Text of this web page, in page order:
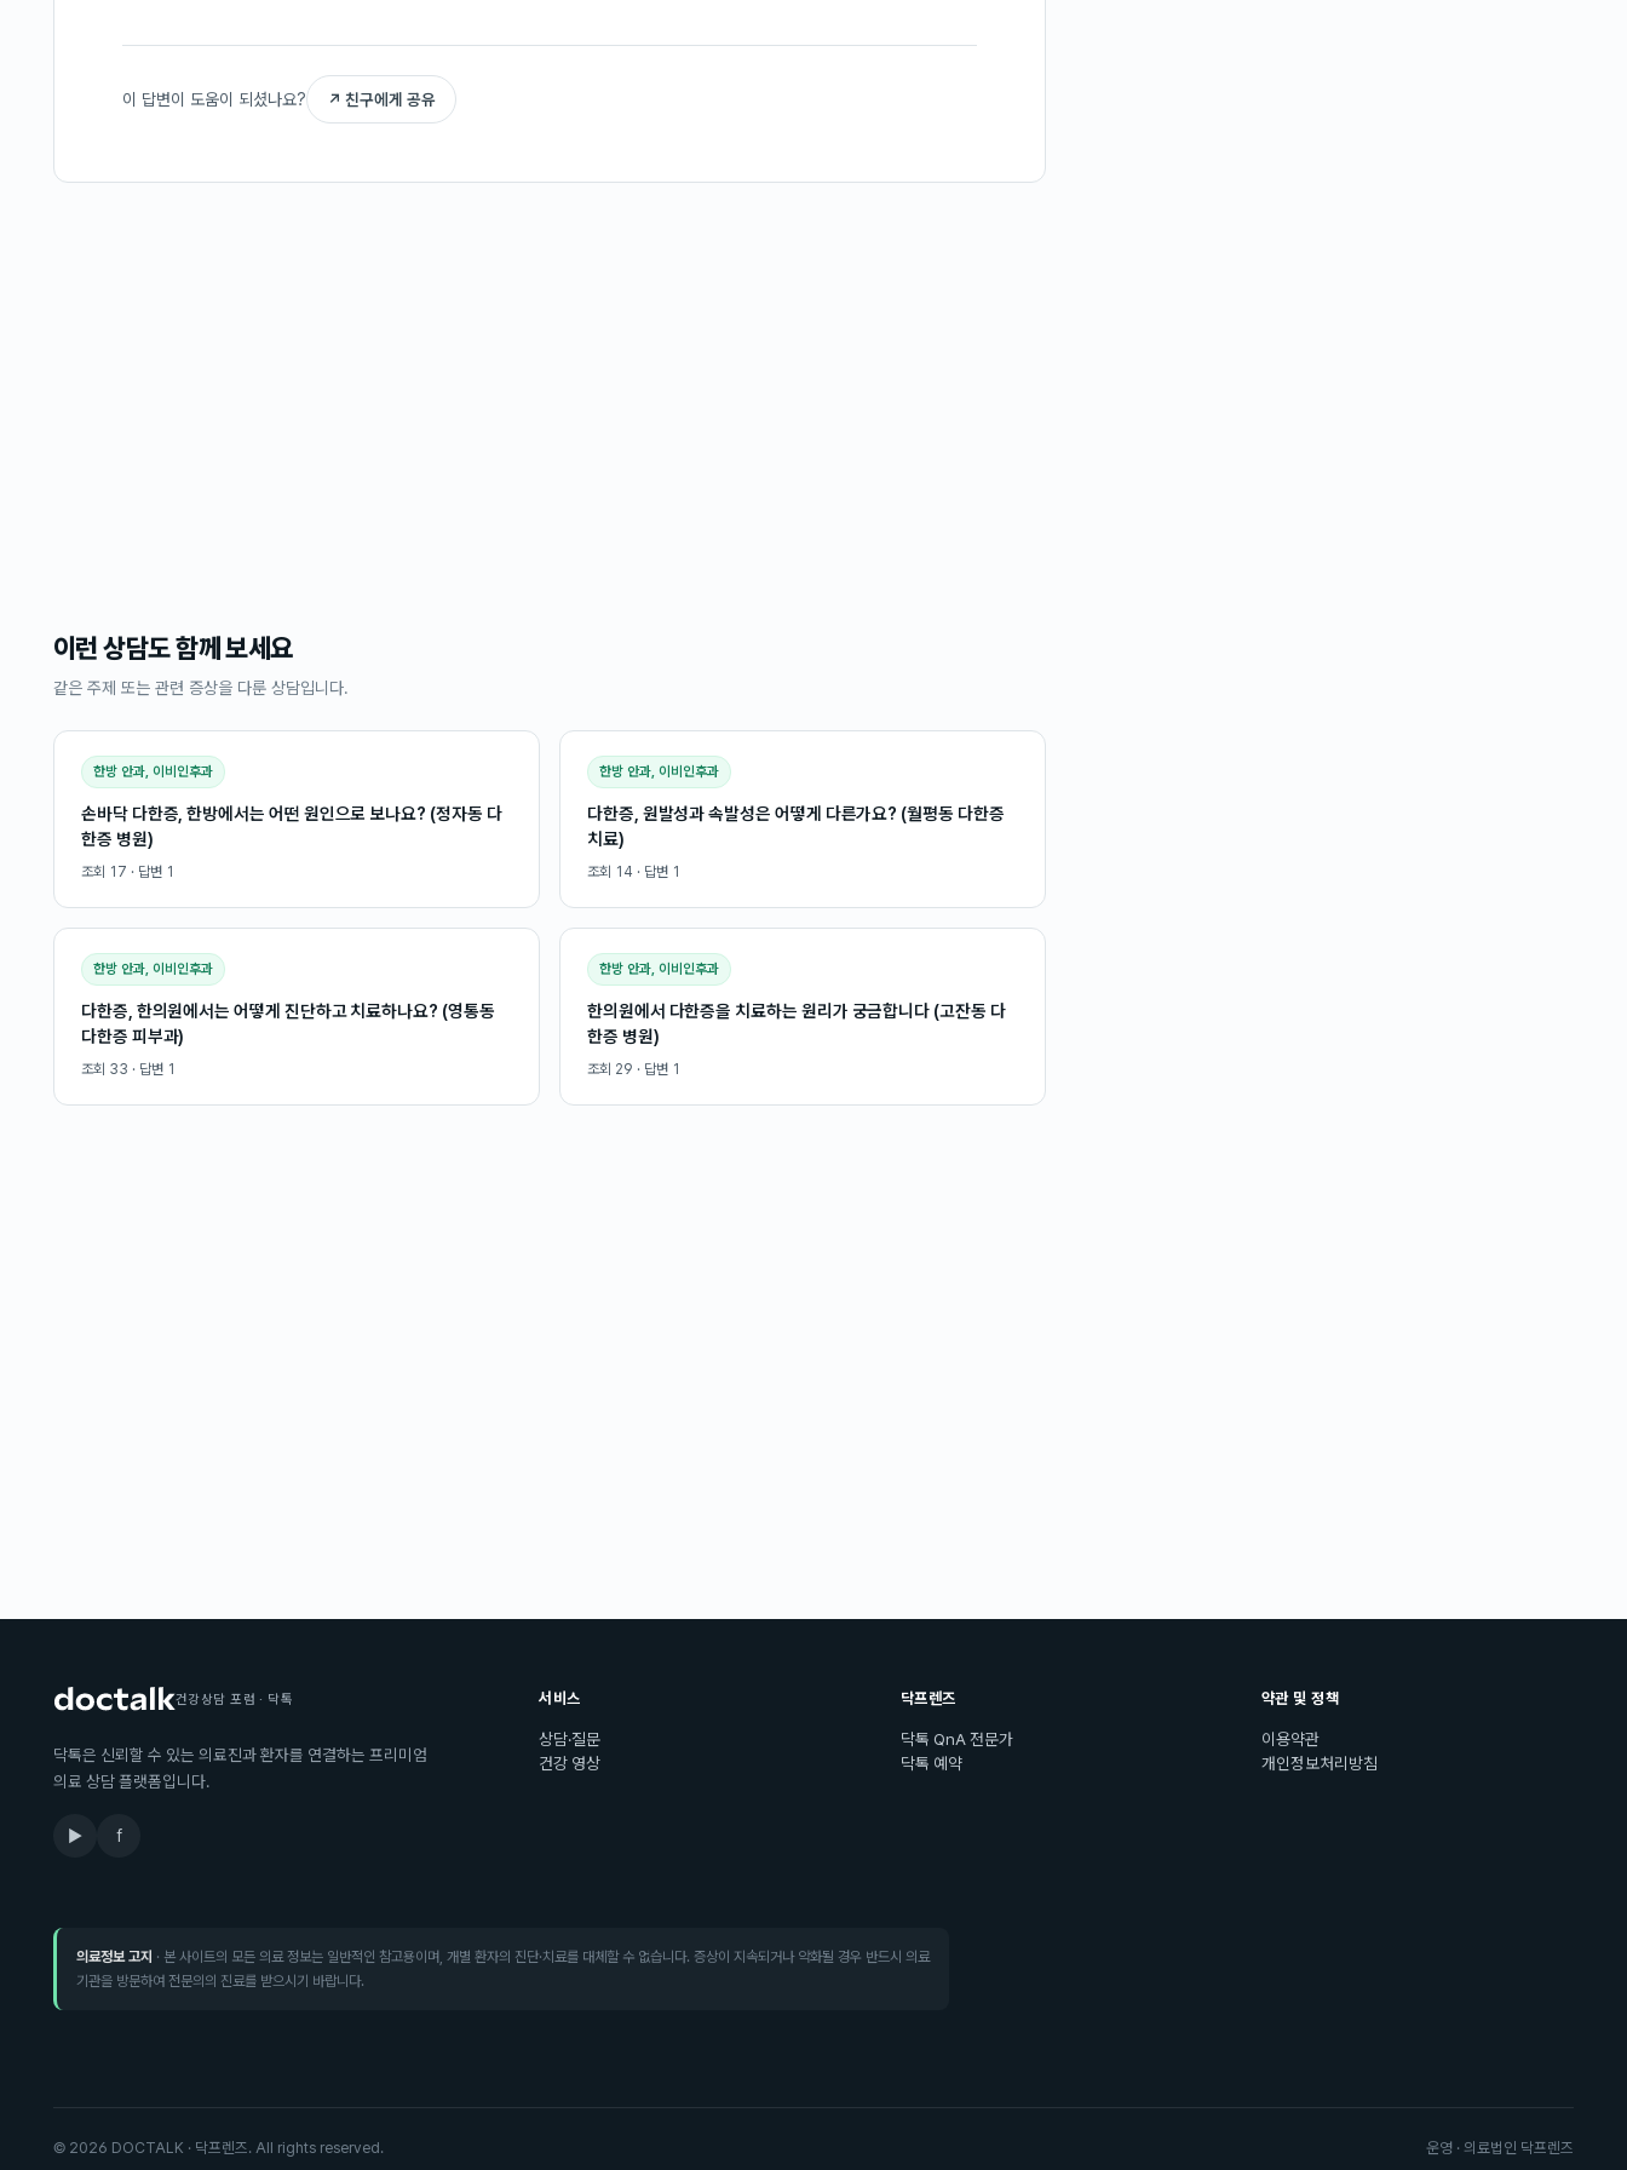
이 답변이 도움이 되셨나요? ↗ 친구에게 공유
이런 상담도 함께 보세요
같은 주제 또는 관련 증상을 다룬 상담입니다.
한방 안과, 이비인후과
손바닥 다한증, 한방에서는 어떤 원인으로 보나요? (정자동 다
한증 병원)
조회 17 · 답변 1
한방 안과, 이비인후과
다한증, 원발성과 속발성은 어떻게 다른가요? (월평동 다한증
치료)
조회 14 · 답변 1
한방 안과, 이비인후과
다한증, 한의원에서는 어떻게 진단하고 치료하나요? (영통동
다한증 피부과)
조회 33 · 답변 1
한방 안과, 이비인후과
한의원에서 다한증을 치료하는 원리가 궁금합니다 (고잔동 다
한증 병원)
조회 29 · 답변 1
건강상담 포럼 · 닥톡
닥톡은 신뢰할 수 있는 의료진과 환자를 연결하는 프리미엄
의료 상담 플랫폼입니다.
▶ f
서비스
상담·질문
건강 영상
닥프렌즈
닥톡 QnA 전문가
닥톡 예약
약관 및 정책
이용약관
개인정보처리방침
의료정보 고지 · 본 사이트의 모든 의료 정보는 일반적인 참고용이며, 개별 환자의 진단·치료를 대체할 수 없습니다. 증상이 지속되거나 악화될 경우 반드시 의료
기관을 방문하여 전문의의 진료를 받으시기 바랍니다.
© 2026 DOCTALK · 닥프렌즈. All rights reserved. 운영 · 의료법인 닥프렌즈